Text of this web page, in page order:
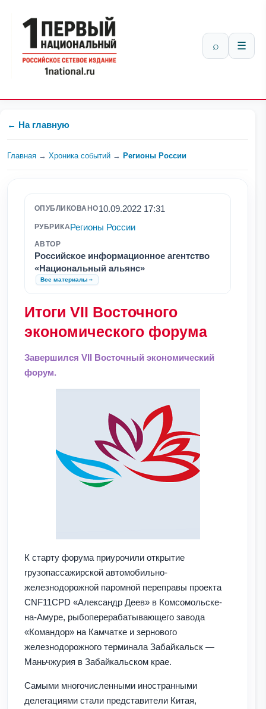
⌕ ☰
← На главную
Главная → Хроника событий → Регионы России
ОПУБЛИКОВАНО10.09.2022 17:31
РУБРИКАРегионы России
АВТОР
Российское информационное агентство
«Национальный альянс»
Все материалы
Итоги VII Восточного
экономического форума
Завершился VII Восточный экономический
форум.
К старту форума приурочили открытие
грузопассажирской автомобильно-
железнодорожной паромной переправы проекта
CNF11CPD «Александр Деев» в Комсомольске-
на-Амуре, рыбоперерабатывающего завода
«Командор» на Камчатке и зернового
железнодорожного терминала Забайкальск —
Маньчжурия в Забайкальском крае.
Самыми многочисленными иностранными
делегациями стали представители Китая,